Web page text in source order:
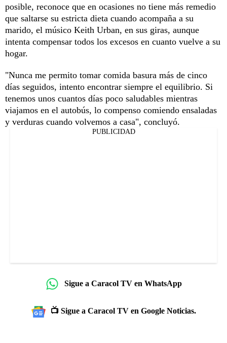
posible, reconoce que en ocasiones no tiene más remedio
que saltarse su estricta dieta cuando acompaña a su
marido, el músico Keith Urban, en sus giras, aunque
intenta compensar todos los excesos en cuanto vuelve a su
hogar.
"Nunca me permito tomar comida basura más de cinco
días seguidos, intento encontrar siempre el equilibrio. Si
tenemos unos cuantos días poco saludables mientras
viajamos en el autobús, lo compenso comiendo ensaladas
y verduras cuando volvemos a casa", concluyó.
PUBLICIDAD
Sigue a Caracol TV en WhatsApp
📺 Sigue a Caracol TV en Google Noticias.